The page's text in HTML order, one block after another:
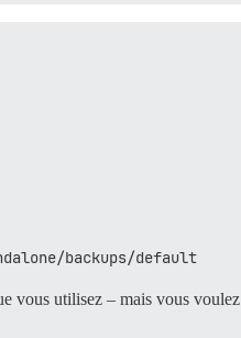
backups/default
vous utilisez – mais vous